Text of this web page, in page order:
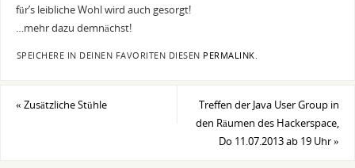
für’s leibliche Wohl wird auch gesorgt!
…mehr dazu demnächst!
SPEICHERE IN DEINEN FAVORITEN DIESEN PERMALINK.
« Zusätzliche Stühle
Treffen der Java User Group in
den Räumen des Hackerspace,
Do 11.07.2013 ab 19 Uhr»